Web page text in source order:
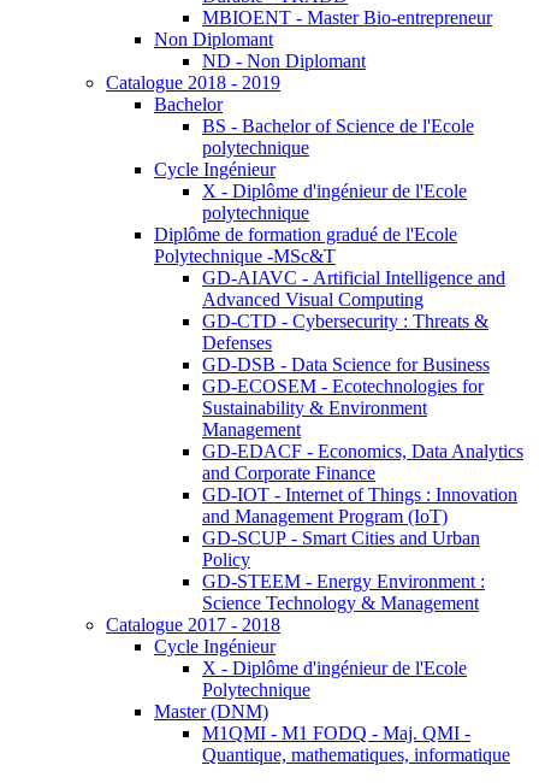
MBIOENT - Master Bio-entrepreneur
Non Diplomant
ND - Non Diplomant
Catalogue 2018 - 2019
Bachelor
BS - Bachelor of Science de l'Ecole
polytechnique
Cycle Ingénieur
X - Diplôme d'ingénieur de l'Ecole
polytechnique
Diplôme de formation gradué de l'Ecole
Polytechnique -MSc&T
GD-AIAVC - Artificial Intelligence and
Advanced Visual Computing
GD-CTD - Cybersecurity : Threats &
Defenses
GD-DSB - Data Science for Business
GD-ECOSEM - Ecotechnologies for
Sustainability & Environment
Management
GD-EDACF - Economics, Data Analytics
and Corporate Finance
GD-IOT - Internet of Things : Innovation
and Management Program (IoT)
GD-SCUP - Smart Cities and Urban
Policy
GD-STEEM - Energy Environment :
Science Technology & Management
Catalogue 2017 - 2018
Cycle Ingénieur
X - Diplôme d'ingénieur de l'Ecole
Polytechnique
Master (DNM)
M1QMI - M1 FODQ - Maj. QMI -
Quantique, mathematiques, informatique